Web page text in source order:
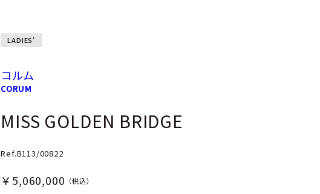
LADIES'
コルム
CORUM
MISS GOLDEN BRIDGE
Ref.B113/00822
￥5,060,000 （税込）